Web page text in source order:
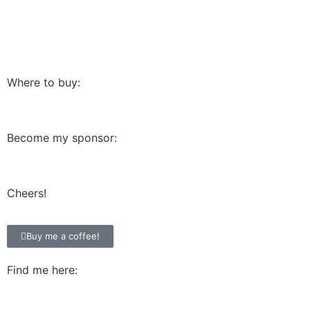
Where to buy:
Become my sponsor:
Cheers!
Buy me a coffee!
Find me here: